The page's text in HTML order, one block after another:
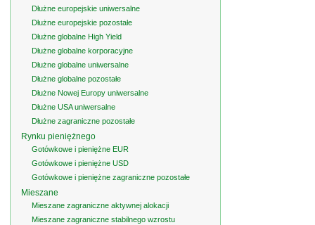
Dłużne europejskie uniwersalne
Dłużne europejskie pozostałe
Dłużne globalne High Yield
Dłużne globalne korporacyjne
Dłużne globalne uniwersalne
Dłużne globalne pozostałe
Dłużne Nowej Europy uniwersalne
Dłużne USA uniwersalne
Dłużne zagraniczne pozostałe
Rynku pieniężnego
Gotówkowe i pieniężne EUR
Gotówkowe i pieniężne USD
Gotówkowe i pieniężne zagraniczne pozostałe
Mieszane
Mieszane zagraniczne aktywnej alokacji
Mieszane zagraniczne stabilnego wzrostu